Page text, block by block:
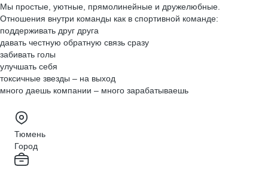
Мы простые, уютные, прямолинейные и дружелюбные.
Отношения внутри команды как в спортивной команде:
поддерживать друг друга
давать честную обратную связь сразу
забивать голы
улучшать себя
токсичные звезды – на выход
много даешь компании – много зарабатываешь
Тюмень
Город